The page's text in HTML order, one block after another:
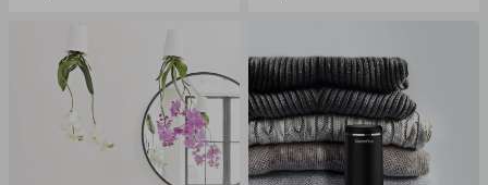
產地：中國製造
材質：塑膠
重量：60克
內容物：SanDisk 無線隨身碟